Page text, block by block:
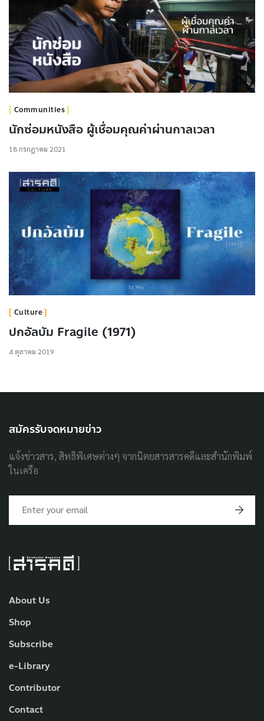
Communities
นักซ่อมหนังสือ ผู้เชื่อมคุณค่าผ่านกาลเวลา
18 กรกฎาคม 2021
Culture
ปกอัลบัม Fragile (1971)
4 ตุลาคม 2019
About Us
Shop
Subscribe
e-Library
Contributor
Contact
สมัครรับจดหมายข่าว
แจ้งข่าวสาร, สิทธิพิเศษต่างๆ จากนิตยสารสารคดีและสำนักพิมพ์
ในเครือ